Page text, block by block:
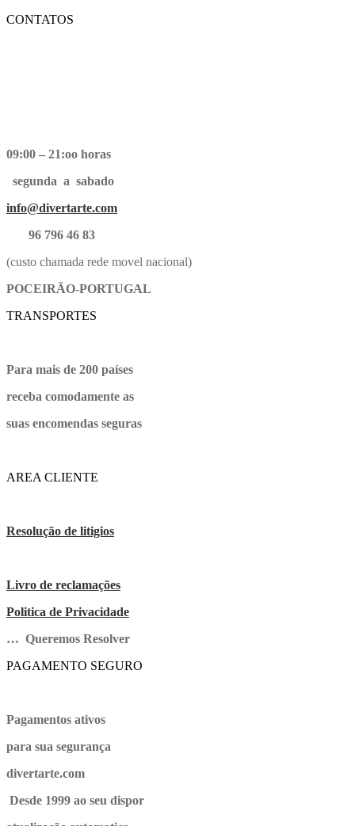
CONTATOS
09:00 – 21:oo horas
segunda a sabado
info@divertarte.com
96 796 46 83
(custo chamada rede movel nacional)
POCEIRÃO-PORTUGAL
TRANSPORTES
Para mais de 200 países
receba comodamente as
suas encomendas seguras
AREA CLIENTE
Resolução de litigios
Livro de reclamações
Politica de Privacidade
… Queremos Resolver
PAGAMENTO SEGURO
Pagamentos ativos
para sua segurança
divertarte.com
Desde 1999 ao seu dispor